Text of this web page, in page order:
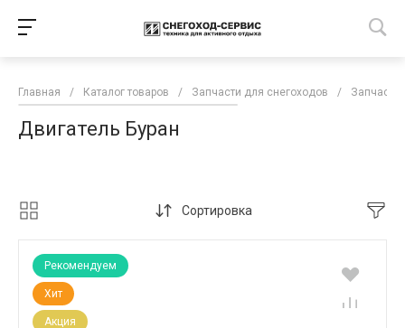
Главная / Каталог товаров / Запчасти для снегоходов / Запчасти
Двигатель Буран
Сортировка
Рекомендуем
Хит
Акция